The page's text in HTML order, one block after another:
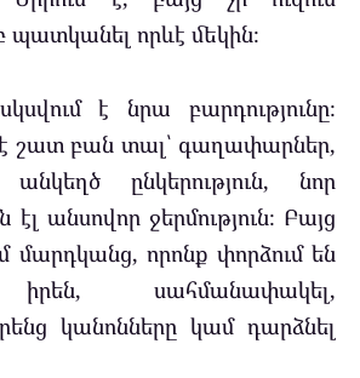
պատկանել որևէ մեկին։
է նրա բարդությունը։
է շատ բան տալ՝ գաղափարներ,
անկեղծ ընկերություն, նոր
անսովոր ջերմություն։ Բայց
մարդկանց, որոնք փորձում են
իրեն, սահմանափակել,
կանոնները կամ դարձնել